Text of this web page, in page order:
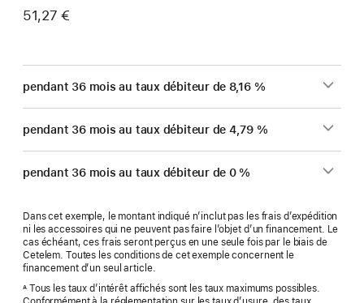
51,27 €
pendant 36 mois au taux débiteur de 8,16 %
pendant 36 mois au taux débiteur de 4,79 %
pendant 36 mois au taux débiteur de 0 %
Dans cet exemple, le montant indiqué n’inclut pas les frais d’expédition
ni les accessoires qui ne peuvent pas faire l’objet d’un financement. Le
cas échéant, ces frais seront perçus en une seule fois par le biais de
Cetelem. Toutes les conditions de cet exemple concernent le
financement d’un seul article.
ATous les taux d’intérêt affichés sont les taux maximums possibles.